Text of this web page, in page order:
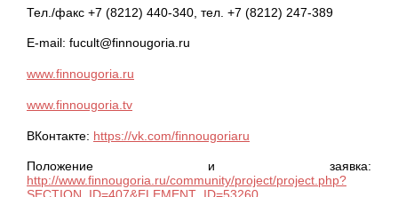
Тел./факс +7 (8212) 440-340, тел. +7 (8212) 247-389
E-mail: fucult@finnougoria.ru
www.finnougoria.ru
www.finnougoria.tv
ВКонтакте: https://vk.com/finnougoriaru
Положение и заявка:
http://www.finnougoria.ru/community/project/project.php?